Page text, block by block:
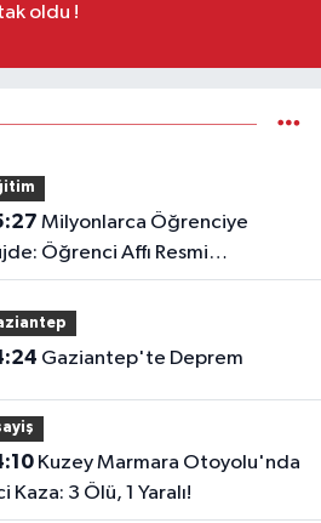
oldu !
Öğrenci Affı Resmi
Yayımlandı!
Gaziantep'te Deprem
Kuzey Marmara Otoyolu'nda
Kaza: 3 Ölü, 1 Yaralı!